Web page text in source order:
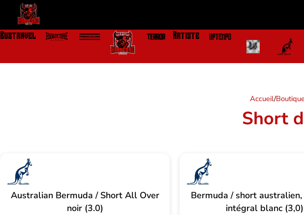
contenu
Bustravel Artiste
Accueil/
Short
Australian Bermuda / Short All Over
noir (3.0)
Bermuda / short
intégral blanc (3,0)